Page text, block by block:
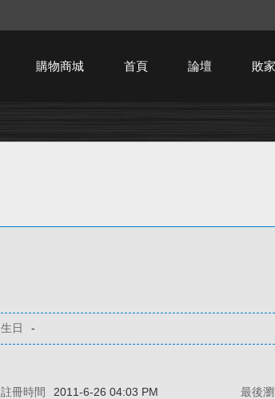
購物商城 首頁 論壇 敗
生日 -
註冊時間 2011-6-26 04:03 PM 最後